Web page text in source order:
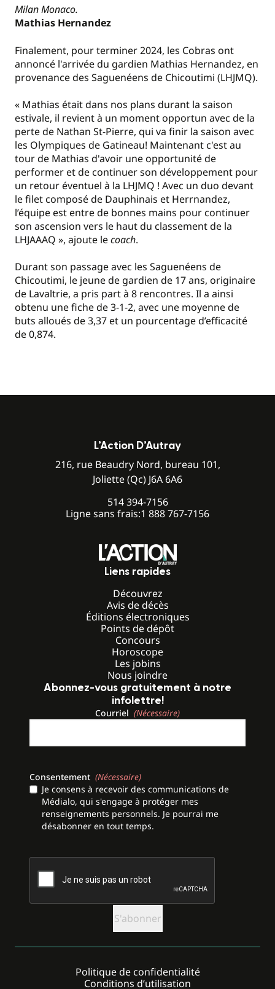
Milan Monaco.
Mathias Hernandez
Finalement, pour terminer 2024, les Cobras ont
annoncé l'arrivée du gardien Mathias Hernandez, en
provenance des Saguenéens de Chicoutimi (LHJMQ).
« Mathias était dans nos plans durant la saison
estivale, il revient à un moment opportun avec de la
perte de Nathan St-Pierre, qui va finir la saison avec
les Olympiques de Gatineau! Maintenant c'est au
tour de Mathias d'avoir une opportunité de
performer et de continuer son développement pour
un retour éventuel à la LHJMQ ! Avec un duo devant
le filet composé de Dauphinais et Herrnandez,
l’équipe est entre de bonnes mains pour continuer
son ascension vers le haut du classement de la
LHJAAAQ », ajoute lecoach.
Durant son passage avec les Saguenéens de
Chicoutimi, le jeune de gardien de 17 ans, originaire
de Lavaltrie, a pris part à 8 rencontres. Il a ainsi
obtenu une fiche de 3-1-2, avec une moyenne de
buts alloués de 3,37 et un pourcentage d’efficacité
de 0,874.
L’Action D’Autray
216, rue Beaudry Nord, bureau 101,
Joliette (Qc) J6A 6A6
514 394-7156
Ligne sans frais:1 888 767-7156
Liens rapides
Découvrez
Avis de décès
Éditions électroniques
Points de dépôt
Concours
Horoscope
Les jobins
Nous joindre
Abonnez-vous gratuitement à notre
infolettre!
Courriel (Nécessaire)
Consentement (Nécessaire)
Je consens à recevoir des communications de
Médialo, qui s'engage à protéger mes
renseignements personnels. Je pourrai me
désabonner en tout temps.
Politique de confidentialité
Conditions d’utilisation